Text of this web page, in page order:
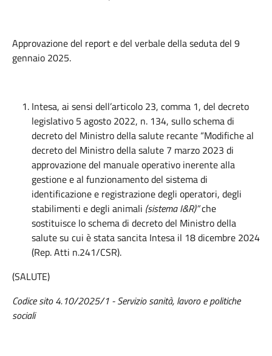
Approvazione del report e del verbale della seduta del 9
gennaio 2025.
Intesa, ai sensi dell’articolo 23, comma 1, del decreto
legislativo 5 agosto 2022, n. 134, sullo schema di
decreto del Ministro della salute recante “Modifiche al
decreto del Ministro della salute 7 marzo 2023 di
approvazione del manuale operativo inerente alla
gestione e al funzionamento del sistema di
identificazione e registrazione degli operatori, degli
stabilimenti e degli animali (sistema I&R)”che
sostituisce lo schema di decreto del Ministro della
salute su cui è stata sancita Intesa il 18 dicembre 2024
(Rep. Atti n.241/CSR).
(SALUTE)
Codice sito4.10/2025/1 -Servizio sanità, lavoro e politiche
sociali